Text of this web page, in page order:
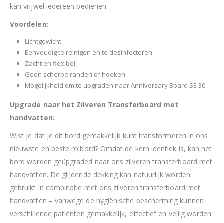
kan vrijwel iedereen bedienen.
Voordelen:
Lichtgewicht
Eenvoudig te reinigen en te desinfecteren
Zacht en flexibel
Geen scherpe randen of hoeken
Mogelijkheid om te upgraden naar Anniversary Board SE 30
Upgrade naar het Zilveren Transferboard met
handvatten:
Wist je dat je dit bord gemakkelijk kunt transformeren in ons
nieuwste en beste rolbord? Omdat de kern identiek is, kan het
bord worden geüpgraded naar ons zilveren transferboard met
handvatten. De glijdende dekking kan natuurlijk worden
gebruikt in combinatie met ons zilveren transferboard met
handvatten – vanwege de hygiënische bescherming kunnen
verschillende patiënten gemakkelijk, effectief en veilig worden